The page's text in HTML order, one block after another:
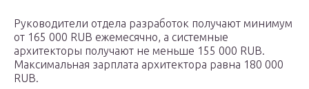
Руководители отдела разработок получают минимум
от 165 000 RUB ежемесячно, а системные
архитекторы получают не меньше 155 000 RUB.
Максимальная зарплата архитектора равна 180 000
RUB.